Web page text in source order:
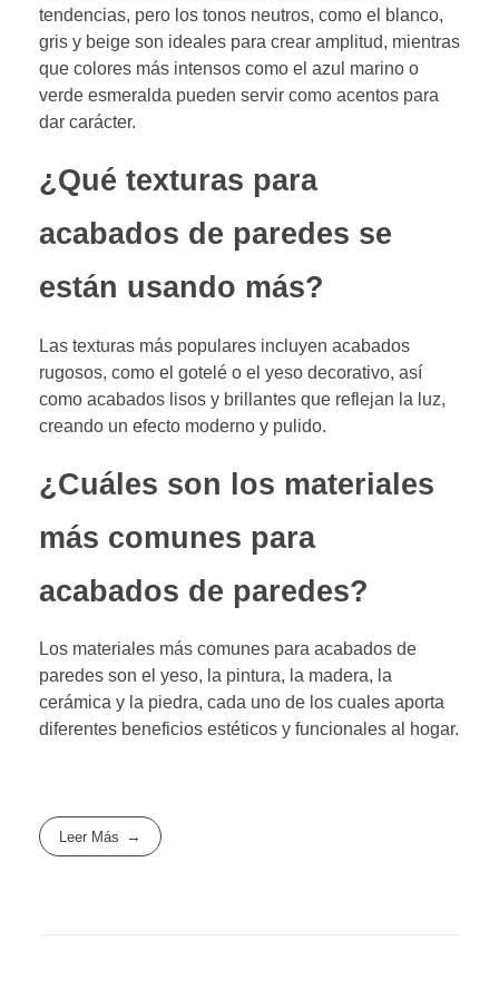
tendencias, pero los tonos neutros, como el blanco,
gris y beige son ideales para crear amplitud, mientras
que colores más intensos como el azul marino o
verde esmeralda pueden servir como acentos para
dar carácter.
¿Qué texturas para
acabados de paredes se
están usando más?
Las texturas más populares incluyen acabados
rugosos, como el gotelé o el yeso decorativo, así
como acabados lisos y brillantes que reflejan la luz,
creando un efecto moderno y pulido.
¿Cuáles son los materiales
más comunes para
acabados de paredes?
Los materiales más comunes para acabados de
paredes son el yeso, la pintura, la madera, la
cerámica y la piedra, cada uno de los cuales aporta
diferentes beneficios estéticos y funcionales al hogar.
Leer Más